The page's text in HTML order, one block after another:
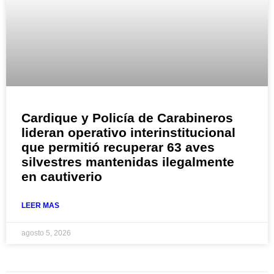
Cardique y Policía de Carabineros
lideran operativo interinstitucional
que permitió recuperar 63 aves
silvestres mantenidas ilegalmente
en cautiverio
LEER MAS
agosto 5, 2026